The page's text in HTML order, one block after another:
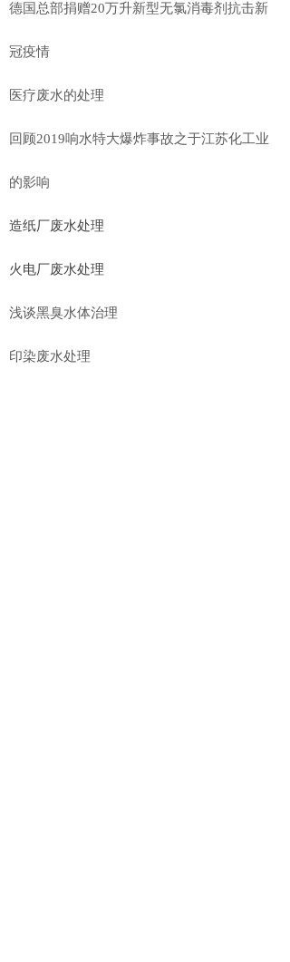
德国总部捐赠20万升新型无氯消毒剂抗击新
冠疫情
医疗废水的处理
回顾2019响水特大爆炸事故之于江苏化工业
的影响
造纸厂废水处理
火电厂废水处理
浅谈黑臭水体治理
印染废水处理